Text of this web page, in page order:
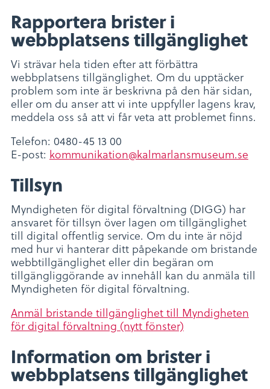
Rapportera brister i
webbplatsens tillgänglighet
Vi strävar hela tiden efter att förbättra
webbplatsens tillgänglighet. Om du upptäcker
problem som inte är beskrivna på den här sidan,
eller om du anser att vi inte uppfyller lagens krav,
meddela oss så att vi får veta att problemet finns.
Telefon: 0480-45 13 00
E-post: kommunikation@kalmarlansmuseum.se
Tillsyn
Myndigheten för digital förvaltning (DIGG) har
ansvaret för tillsyn över lagen om tillgänglighet
till digital offentlig service. Om du inte är nöjd
med hur vi hanterar ditt påpekande om bristande
webbtillgänglighet eller din begäran om
tillgängliggörande av innehåll kan du anmäla till
Myndigheten för digital förvaltning.
Anmäl bristande tillgänglighet till Myndigheten
för digital förvaltning (nytt fönster)
Information om brister i
webbplatsens tillgänglighet